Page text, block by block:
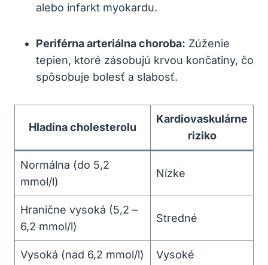
alebo infarkt myokardu.
Periférna arteriálna choroba: Zúženie⁢
tepien, ktoré ⁣zásobujú krvou ‍končatiny, čo
spôsobuje bolesť a slabosť.
Hladina cholesterolu
Kardiovaskulárne​
riziko
Normálna ⁣(do 5,2
mmol/l)
Nízke
Hranične vysoká (5,2 –
6,2 mmol/l)
Stredné
Vysoká (nad 6,2 mmol/l) Vysoké